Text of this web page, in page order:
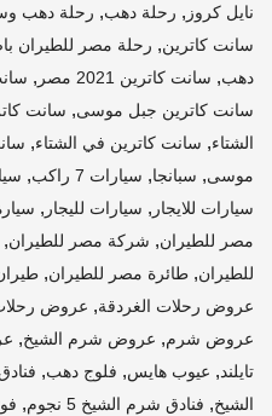
نايل كروز , رحلة دهب, رحلة دهب
سانت كاترين, رحلة مصر للطيران
دهب, سانت كاترين 2021 مصر ,
سانت كاترين جبل موسى, سانت
الشتاء, سانت كاترين في الشتاء,
موسى, سبانجا, سيارات 7 راكب ,
سيارات للايجار , سيارات لليجار , سيارة 10
مصر للطيران, شركة مصر للطيران,
للطيران, طائرة مصر للطيران,
عروض رحلات الغردقة, عروض
عروض شرم, عروض شرم الشيخ,
تايلند, عيوب هايس, فلوج دهب,
الشيخ, فنادق شرم الشيخ 5 نجوم ,